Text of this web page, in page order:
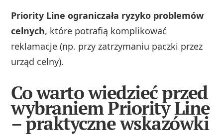
Priority Line ograniczała ryzyko problemów
celnych, które potrafią komplikować
reklamacje (np. przy zatrzymaniu paczki przez
urząd celny).
Co warto wiedzieć przed
wybraniem Priority Line
– praktyczne wskazówki